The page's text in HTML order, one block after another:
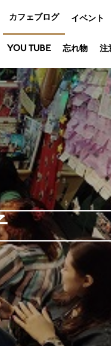
カフェブログ イベント
オフ会
アニバーサ
ー
YOU TUBE 忘れ物 注